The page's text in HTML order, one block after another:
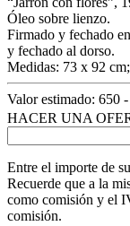
Óleo sobre lienzo.
Firmado y fechado
y fechado al dorso.
Medidas: 73 x 92
Valor estimado: 650
HACER UNA
Entre el importe de
Recuerde que a la
como comisión y el
comisión.